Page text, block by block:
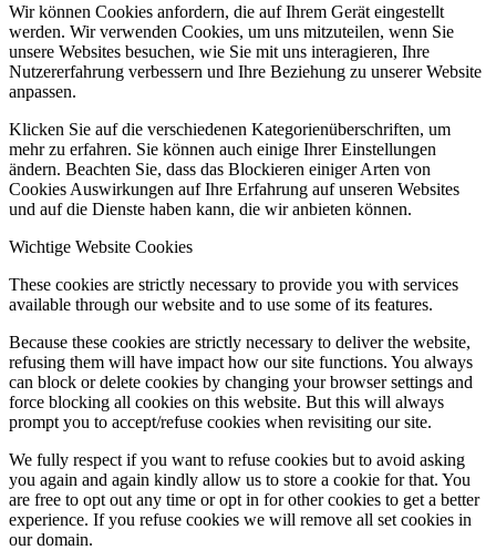
Wir können Cookies anfordern, die auf Ihrem Gerät eingestellt
werden. Wir verwenden Cookies, um uns mitzuteilen, wenn Sie
unsere Websites besuchen, wie Sie mit uns interagieren, Ihre
Nutzererfahrung verbessern und Ihre Beziehung zu unserer Website
anpassen.
Klicken Sie auf die verschiedenen Kategorienüberschriften, um
mehr zu erfahren. Sie können auch einige Ihrer Einstellungen
ändern. Beachten Sie, dass das Blockieren einiger Arten von
Cookies Auswirkungen auf Ihre Erfahrung auf unseren Websites
und auf die Dienste haben kann, die wir anbieten können.
Wichtige Website Cookies
These cookies are strictly necessary to provide you with services
available through our website and to use some of its features.
Because these cookies are strictly necessary to deliver the website,
refusing them will have impact how our site functions. You always
can block or delete cookies by changing your browser settings and
force blocking all cookies on this website. But this will always
prompt you to accept/refuse cookies when revisiting our site.
We fully respect if you want to refuse cookies but to avoid asking
you again and again kindly allow us to store a cookie for that. You
are free to opt out any time or opt in for other cookies to get a better
experience. If you refuse cookies we will remove all set cookies in
our domain.